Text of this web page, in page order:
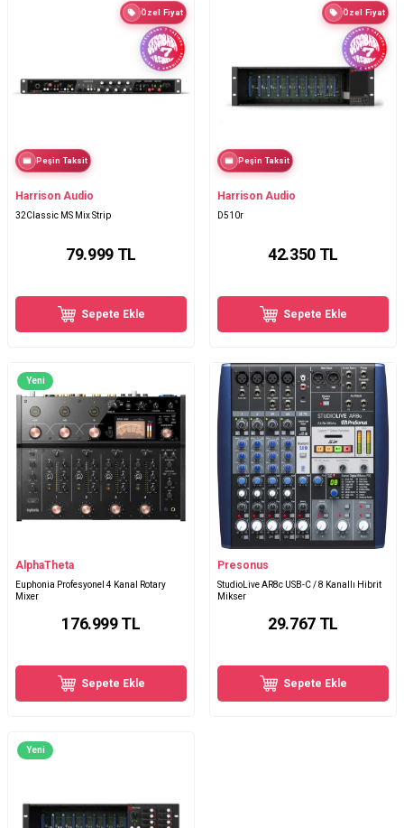
Özel Fiyat
Peşin Taksit
Harrison Audio
32Classic MS Mix Strip
79.999TL
Sepete Ekle
Özel Fiyat
Peşin Taksit
Harrison Audio
D510r
42.350TL
Sepete Ekle
Yeni
AlphaTheta
Euphonia Profesyonel 4 Kanal Rotary
Mixer
176.999TL
Sepete Ekle
Presonus
StudioLive AR8c USB-C / 8 Kanallı Hibrit
Mikser
29.767TL
Sepete Ekle
Yeni